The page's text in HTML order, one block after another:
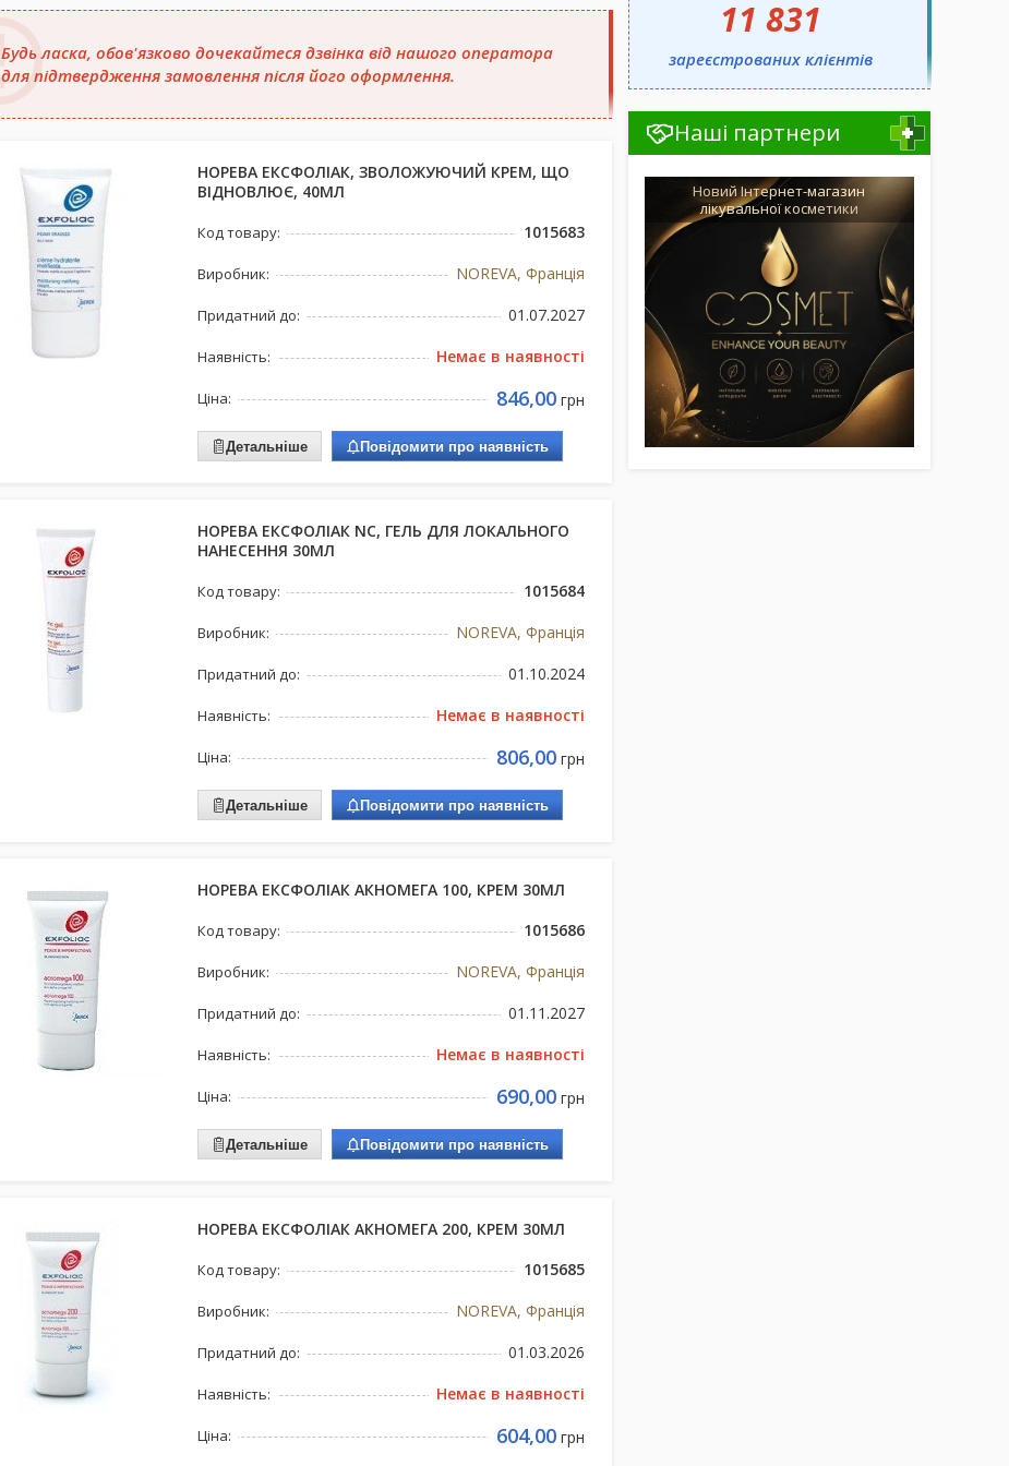
Будь ласка, обов'язково дочекайтеся дзвінка від нашого оператора
для підтвердження замовлення після його оформлення.
НОРЕВА ЕКСФОЛІАК, ЗВОЛОЖУЮЧИЙ КРЕМ, ЩО
ВІДНОВЛЮЄ, 40МЛ
Код товару: 1015683
Виробник: NOREVA, Франція
Придатний до: 01.07.2027
Наявність: Немає в наявності
Ціна: 846,00грн
Детальніше Повідомити про наявність
НОРЕВА ЕКСФОЛІАК NC, ГЕЛЬ ДЛЯ ЛОКАЛЬНОГО
НАНЕСЕННЯ 30МЛ
Код товару: 1015684
Виробник: NOREVA, Франція
Придатний до: 01.10.2024
Наявність: Немає в наявності
Ціна: 806,00грн
Детальніше Повідомити про наявність
НОРЕВА ЕКСФОЛІАК АКНОМЕГА 100, КРЕМ 30МЛ
Код товару: 1015686
Виробник: NOREVA, Франція
Придатний до: 01.11.2027
Наявність: Немає в наявності
Ціна: 690,00грн
Детальніше Повідомити про наявність
НОРЕВА ЕКСФОЛІАК АКНОМЕГА 200, КРЕМ 30МЛ
Код товару: 1015685
Виробник: NOREVA, Франція
Придатний до: 01.03.2026
Наявність: Немає в наявності
Ціна: 604,00грн
11 831
зареєстрованих клієнтів
Наші партнери
Новий Інтернет-магазин
лікувальної косметики